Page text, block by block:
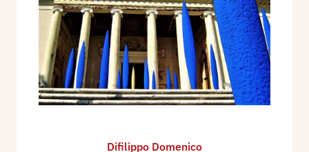
Difilippo Domenico